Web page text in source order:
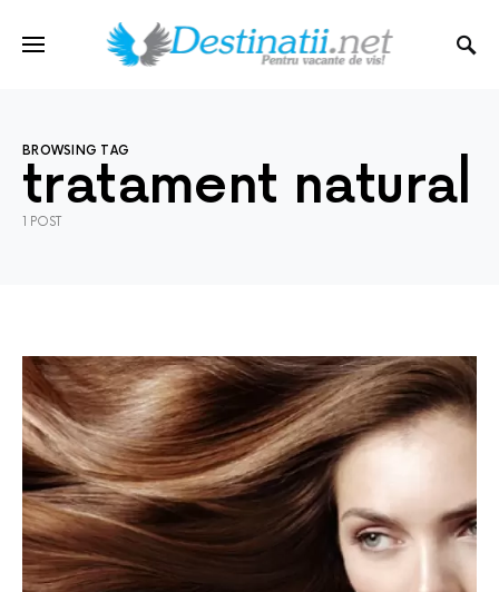
BROWSING TAG
tratament natural
1 POST